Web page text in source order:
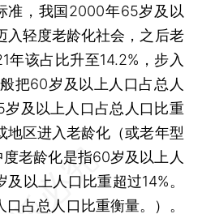
准，我国2000年65岁及以
入轻度老龄化社会，之后老
年该占比升至14.2%，步入
把60岁及以上人口占总人
岁及以上人口占总人口比重
地区进入老龄化（或老年型
老龄化是指60岁及以上人
以上人口比重超过14%。
占总人口比重衡量。）。